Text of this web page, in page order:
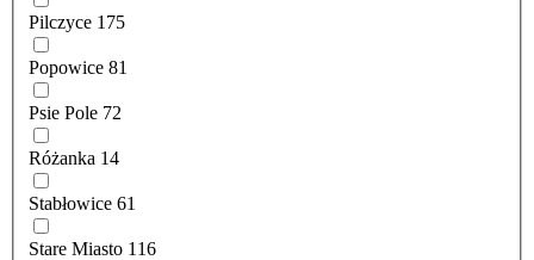
Pilczyce 175
Popowice 81
Psie Pole 72
Różanka 14
Stabłowice 61
Stare Miasto 116